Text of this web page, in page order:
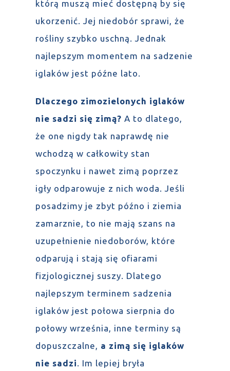
którą muszą mieć dostępną by się
ukorzenić. Jej niedobór sprawi, że
rośliny szybko uschną. Jednak
najlepszym momentem na sadzenie
iglaków jest późne lato.
Dlaczego zimozielonych iglaków
nie sadzi się zimą? A to dlatego,
że one nigdy tak naprawdę nie
wchodzą w całkowity stan
spoczynku i nawet zimą poprzez
igły odparowuje z nich woda. Jeśli
posadzimy je zbyt późno i ziemia
zamarznie, to nie mają szans na
uzupełnienie niedoborów, które
odparują i stają się ofiarami
fizjologicznej suszy. Dlatego
najlepszym terminem sadzenia
iglaków jest połowa sierpnia do
połowy września, inne terminy są
dopuszczalne, a zimą się iglaków
nie sadzi . Im lepiej bryła